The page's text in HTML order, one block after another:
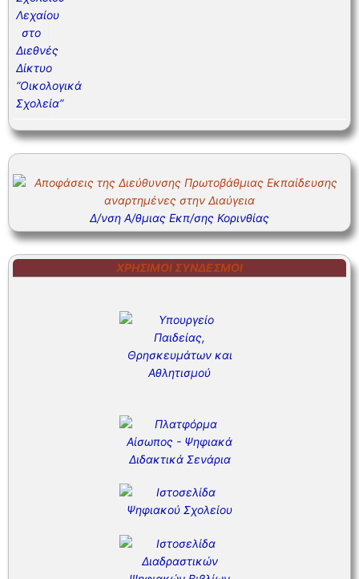
Δ/νση Α/θμιας Εκπ/σης Κορινθίας
ΧΡΉΣΙΜΟΙ ΣΎΝΔΕΣΜΟΙ